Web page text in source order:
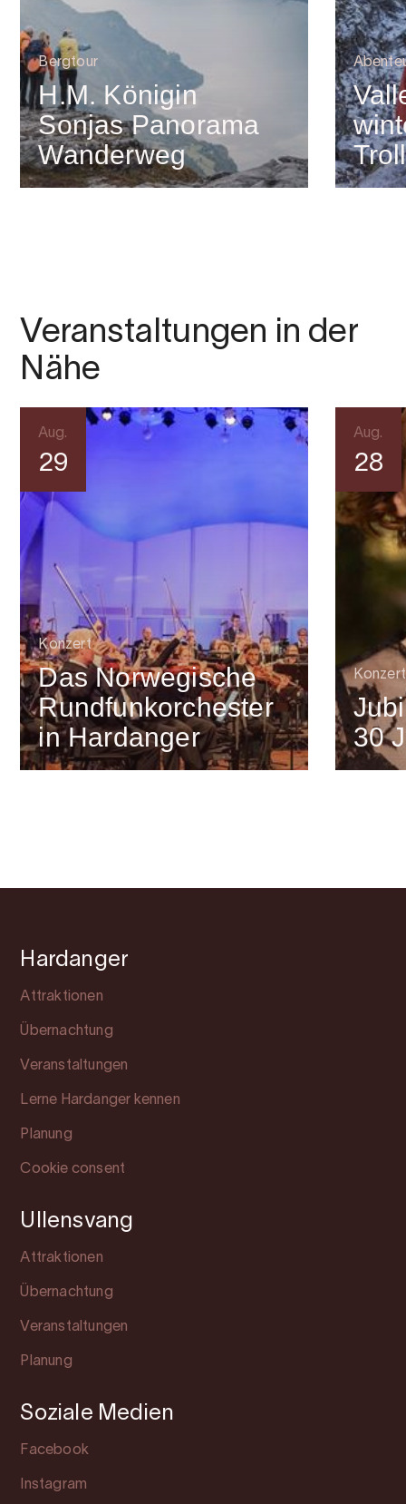
Bergtour
H.M. Königin
Sonjas Panorama
Wanderweg
Veranstaltungen in der
Nähe
Aug.
29
Konzert
Das Norwegische
Rundfunkorchester
in Hardanger
Aug.
28
Konzert
30
Hardanger
Attraktionen
Übernachtung
Veranstaltungen
Lerne Hardanger kennen
Planung
Cookie consent
Ullensvang
Attraktionen
Übernachtung
Veranstaltungen
Planung
Soziale Medien
Facebook
Instagram